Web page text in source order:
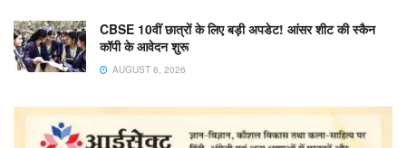
CBSE 10वीं छात्रों के लिए बड़ी अपडेट! आंसर शीट की स्कैन
कॉपी के आवेदन शुरू
AUGUST 6, 2026